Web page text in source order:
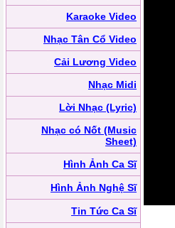
Karaoke Video
Nhạc Tân Cổ Video
Cải Lương Video
Nhạc Midi
Lời Nhạc (Lyric)
Nhạc có Nốt (Music
Sheet)
Hình Ảnh Ca Sĩ
Hình Ảnh Nghệ Sĩ
Tin Tức Ca Sĩ